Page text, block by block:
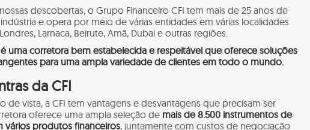
descobertas, o Grupo Financeiro CFI tem mais de 25 anos de
e opera por meio de várias entidades em várias localidades
Larnaca, Beirute, Amã, Dubai e outras regiões.
é uma corretora bem estabelecida e respeitável que oferece soluções
para uma ampla variedade de clientes em todo o mundo.
da CFI
de vista, a CFI tem vantagens e desvantagens que precisam ser
oferece uma ampla seleção de mais de 8.500 instrumentos de
vários produtos financeiros, juntamente com custos de negociação